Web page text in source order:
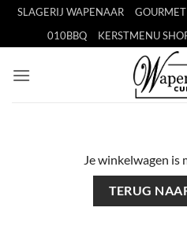
inhoud
SLAGERIJ WAPENAAR
010BBQ
KERSTMENU
Je winkelwagen is
TERUG